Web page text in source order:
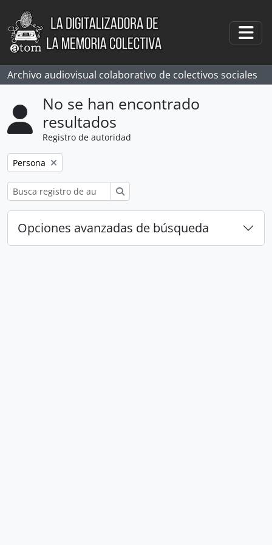
Skip to main content
Archivo audiovisual colaborativo de colectivos sociales
No se han encontrado
resultados
Registro de autoridad
Remove filter:
Persona
Opciones avanzadas de búsqueda